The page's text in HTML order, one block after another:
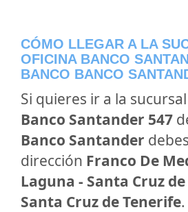
CÓMO LLEGAR A LA
OFICINA BANCO
BANCO BANCO
Si quieres ir a la sucursal
Banco Santander 547
Banco Santander
dirección Franco De
Laguna - Santa Cruz
Santa Cruz de Tenerife.